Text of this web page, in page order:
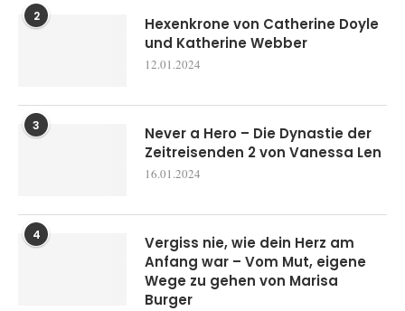
2
Hexenkrone von Catherine Doyle
und Katherine Webber
12.01.2024
3
Never a Hero – Die Dynastie der
Zeitreisenden 2 von Vanessa Len
16.01.2024
4
Vergiss nie, wie dein Herz am
Anfang war – Vom Mut, eigene
Wege zu gehen von Marisa
Burger